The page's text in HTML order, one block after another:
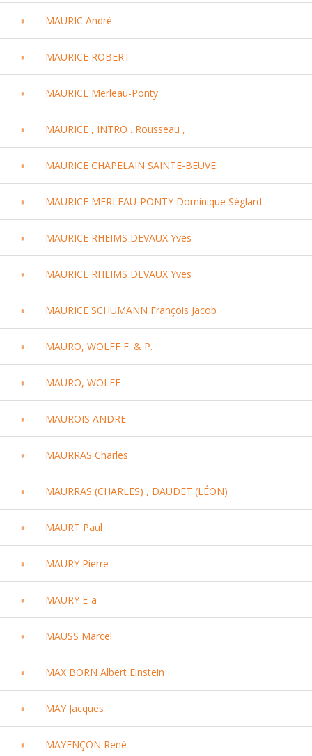
MAURIC André
MAURICE ROBERT
MAURICE Merleau-Ponty
MAURICE , INTRO . Rousseau ,
MAURICE CHAPELAIN SAINTE-BEUVE
MAURICE MERLEAU-PONTY Dominique Séglard
MAURICE RHEIMS DEVAUX Yves -
MAURICE RHEIMS DEVAUX Yves
MAURICE SCHUMANN François Jacob
MAURO, WOLFF F. & P.
MAURO, WOLFF
MAUROIS ANDRE
MAURRAS Charles
MAURRAS (CHARLES) , DAUDET (LÉON)
MAURT Paul
MAURY Pierre
MAURY E-a
MAUSS Marcel
MAX BORN Albert Einstein
MAY Jacques
MAYENÇON René